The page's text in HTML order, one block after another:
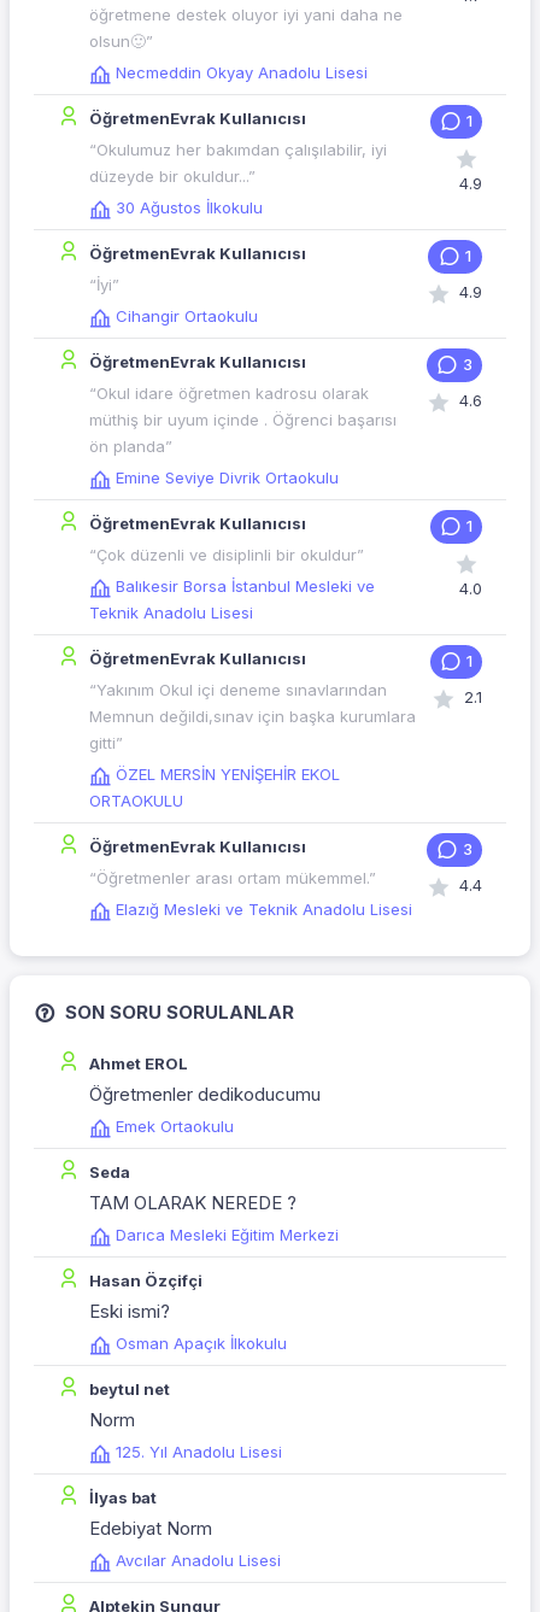
öğretmene destek oluyor iyi yani daha ne
olsun🙂”
Necmeddin Okyay Anadolu Lisesi
ÖğretmenEvrak Kullanıcısı
“Okulumuz her bakımdan çalışılabilir, iyi
düzeyde bir okuldur...”
30 Ağustos İlkokulu
1
4.9
ÖğretmenEvrak Kullanıcısı
“İyi”
Cihangir Ortaokulu
1
4.9
ÖğretmenEvrak Kullanıcısı
“Okul idare öğretmen kadrosu olarak
müthiş bir uyum içinde . Öğrenci başarısı
ön planda”
Emine Seviye Divrik Ortaokulu
3
4.6
ÖğretmenEvrak Kullanıcısı
“Çok düzenli ve disiplinli bir okuldur”
Balıkesir Borsa İstanbul Mesleki ve
Teknik Anadolu Lisesi
1
4.0
ÖğretmenEvrak Kullanıcısı
“Yakınım Okul içi deneme sınavlarından
Memnun değildi,sınav için başka kurumlara
gitti”
ÖZEL MERSİN YENİŞEHİR EKOL
ORTAOKULU
1
2.1
ÖğretmenEvrak Kullanıcısı
“Öğretmenler arası ortam mükemmel.”
Elazığ Mesleki ve Teknik Anadolu Lisesi
3
4.4
SON SORU SORULANLAR
Ahmet EROL
Öğretmenler dedikoducumu
Emek Ortaokulu
Seda
TAM OLARAK NEREDE ?
Darıca Mesleki Eğitim Merkezi
Hasan Özçifçi
Eski ismi?
Osman Apaçık İlkokulu
beytul net
Norm
125. Yıl Anadolu Lisesi
İlyas bat
Edebiyat Norm
Avcılar Anadolu Lisesi
Alptekin Sungur